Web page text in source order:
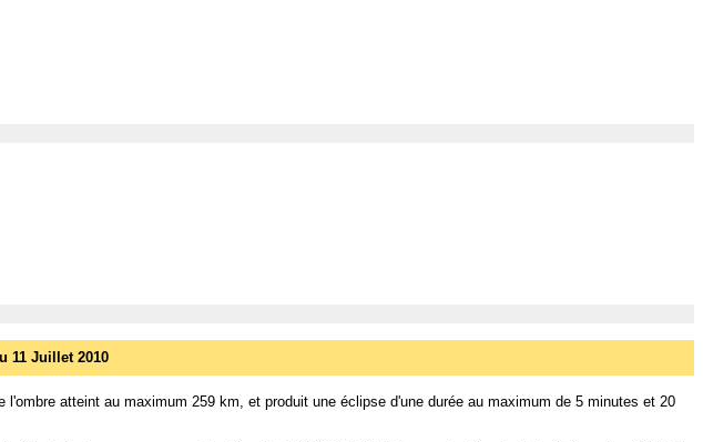
11 Juillet 2010
atteint au maximum 259 km, et produit une éclipse d'une durée au maximum de 5 minutes et 20